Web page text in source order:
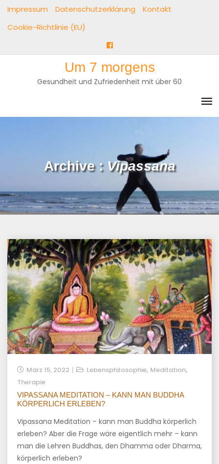
Skip
content
Impressum Datenschutzerklärung
Kontakt
Cookie-Richtlinie (EU)
Facebook
Um 7 morgens
Gesundheit und Zufriedenheit mit über 60
Archive : Vipassana
März 15, 2022 Lebensphilosophie, Meditation,
Therapie
VIPASSANA MEDITATION – KANN MAN BUDDHA
KÖRPERLICH ERLEBEN?
Vipassana Meditation – kann man Buddha körperlich
erleben? Aber die Frage wäre eigentlich mehr – kann
man die Lehren Buddhas, den Dhamma oder Dharma,
körperlich erleben?